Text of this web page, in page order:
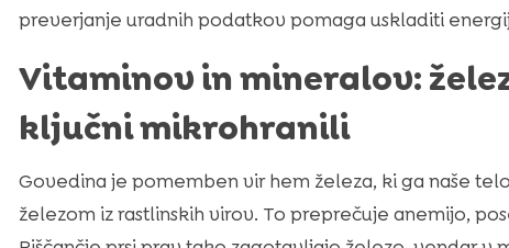
preverjanje uradnih podatkov pomaga uskladiti
Vitaminov in mineralov:
ključni mikrohranili
Govedina je pomemben vir hem železa, ki ga naše
železom iz rastlinskih virov. To preprečuje anemijo,